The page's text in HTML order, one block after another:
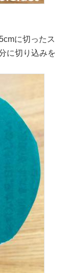
に切ったス
に切り込みを